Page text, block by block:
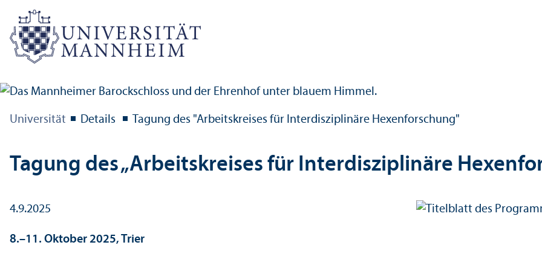
Universität Details Tagung des "Arbeits­kreises für Interdisziplinäre Hexenforschung"
Tagung des „Arbeits­kreises für Interdisziplinäre
4.9.2025
8.–11. Oktober 2025, Trier